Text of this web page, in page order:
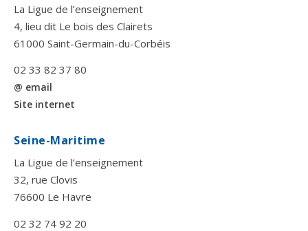
La Ligue de l’enseignement
4, lieu dit Le bois des Clairets
61000 Saint-Germain-du-Corbéis
02 33 82 37 80
@ email
Site internet
Seine-Maritime
La Ligue de l’enseignement
32, rue Clovis
76600 Le Havre
02 32 74 92 20